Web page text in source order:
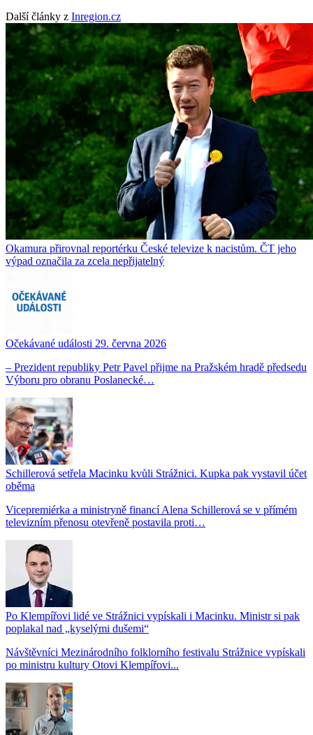
Další články z Inregion.cz
Okamura přirovnal reportérku České televize k nacistům. ČT jeho
výpad označila za zcela nepřijatelný
Očekávané události 29. června 2026
– Prezident republiky Petr Pavel přijme na Pražském hradě předsedu
Výboru pro obranu Poslanecké…
Schillerová setřela Macinku kvůli Strážnici. Kupka pak vystavil účet
oběma
Vicepremiérka a ministryně financí Alena Schillerová se v přímém
televizním přenosu otevřeně postavila proti…
Po Klempířovi lidé ve Strážnici vypískali i Macinku. Ministr si pak
poplakal nad „kyselými dušemi“
Návštěvníci Mezinárodního folklorního festivalu Strážnice vypískali
po ministru kultury Otovi Klempířovi...